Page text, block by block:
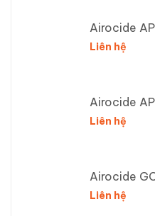
Airocide
Liên hệ
Airocide
Liên hệ
Airocide
Liên hệ